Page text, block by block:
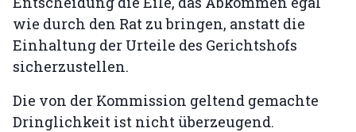
wie durch den Rat zu bringen, anstatt die
Einhaltung der Urteile des Gerichtshofs
sicherzustellen.
Die von der Kommission geltend gemachte
Dringlichkeit ist nicht überzeugend.